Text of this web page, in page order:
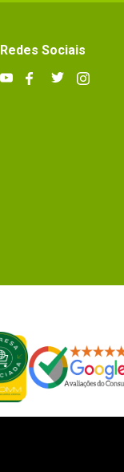
Redes Sociais